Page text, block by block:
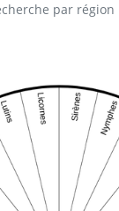
par région